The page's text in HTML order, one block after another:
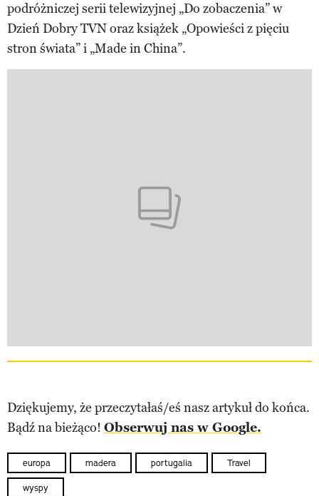
podróżniczej serii telewizyjnej „Do zobaczenia” w
Dzień Dobry TVN oraz książek „Opowieści z pięciu
stron świata” i „Made in China”.
Dziękujemy, że przeczytałaś/eś nasz artykuł do końca.
Bądź na bieżąco! Obserwuj nas w Google.
europa madera portugalia Travel
wyspy